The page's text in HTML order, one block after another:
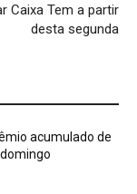
Caixa Tem a partir
desta segunda
acumulado de